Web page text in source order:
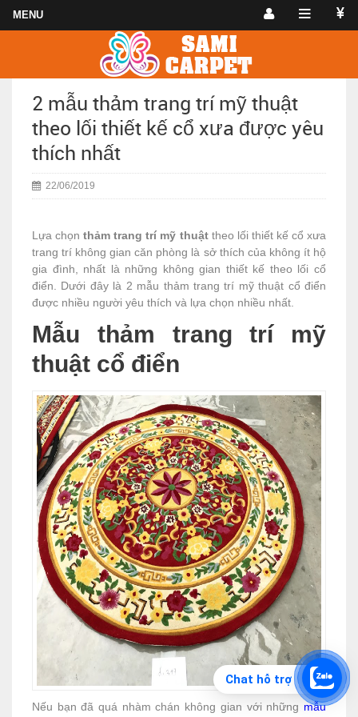
2 mẫu thảm trang trí mỹ thuật
theo lối thiết kế cổ xưa được yêu
thích nhất
22/06/2019
Lựa chọnthảm trang trí mỹ thuậttheo lối thiết kế cổ xưa
trang trí không gian căn phòng là sở thích của không ít hộ
gia đình, nhất là những không gian thiết kế theo lối cổ
điển. Dưới đây là 2 mẫu thảm trang trí mỹ thuật cổ điển
được nhiều người yêu thích và lựa chọn nhiều nhất.
Mẫu thảm trang trí mỹ
thuật cổ điển
Nếu bạn đã quá nhàm chán không gian với những mẫu
Chat hỗ trợ